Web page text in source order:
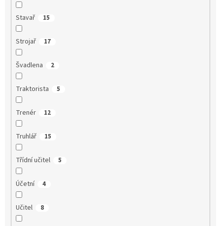
Stavař 15
Strojař 17
Švadlena 2
Traktorista 5
Trenér 12
Truhlář 15
Třídní učitel 5
Účetní 4
Učitel 8